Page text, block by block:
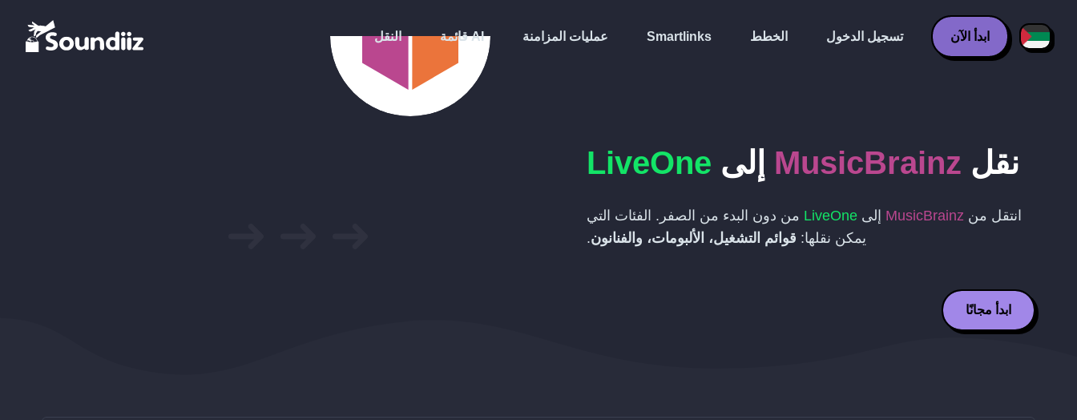
النقل قائمة AI عمليات المزامنة Smartlinks الخطط تسجيل الدخول ابدأ الآن
نقل MusicBrainz إلى LiveOne
انتقل من MusicBrainz إلى LiveOne من دون البدء من الصفر. الفئات التي
يمكن نقلها: قوائم التشغيل، الألبومات، والفنانون.
ابدأ مجانًا